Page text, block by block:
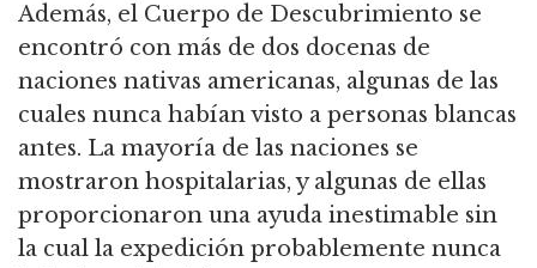
Además, el Cuerpo de Descubrimiento se
encontró con más de dos docenas de
naciones nativas americanas, algunas de las
cuales nunca habían visto a personas blancas
antes. La mayoría de las naciones se
mostraron hospitalarias, y algunas de ellas
proporcionaron una ayuda inestimable sin
la cual la expedición probablemente nunca